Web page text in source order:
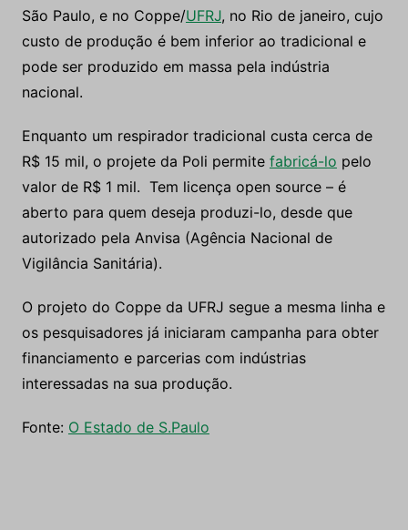
São Paulo, e no Coppe/UFRJ, no Rio de janeiro, cujo
custo de produção é bem inferior ao tradicional e
pode ser produzido em massa pela indústria
nacional.
Enquanto um respirador tradicional custa cerca de
R$ 15 mil, o projete da Poli permite fabricá-lo pelo
valor de R$ 1 mil. Tem licença open source – é
aberto para quem deseja produzi-lo, desde que
autorizado pela Anvisa (Agência Nacional de
Vigilância Sanitária).
O projeto do Coppe da UFRJ segue a mesma linha e
os pesquisadores já iniciaram campanha para obter
financiamento e parcerias com indústrias
interessadas na sua produção.
Fonte: O Estado de S.Paulo